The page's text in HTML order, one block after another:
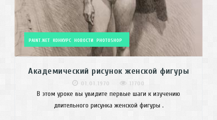
PAINT.NET КОНКУРС НОВОСТИ PHOTOSHOP
Академический рисунок женской фигуры
01.01.1970 11700
В этом уроке вы увидите первые шаги к изучению
длительного рисунка женской фигуры .